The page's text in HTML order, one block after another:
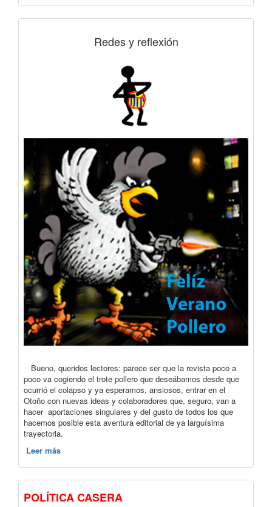
Redes y reflexión
Bueno, queridos lectores: parece ser que la revista poco a
poco va cogiendo el trote pollero que deseábamos desde que
ocurrió el colapso y ya esperamos, ansiosos, entrar en el
Otoño con nuevas ideas y colaboradores que, seguro, van a
hacer aportaciones singulares y del gusto de todos los que
hacemos posible esta aventura editorial de ya larguísima
trayectoria.
Leer más
POLÍTICA CASERA